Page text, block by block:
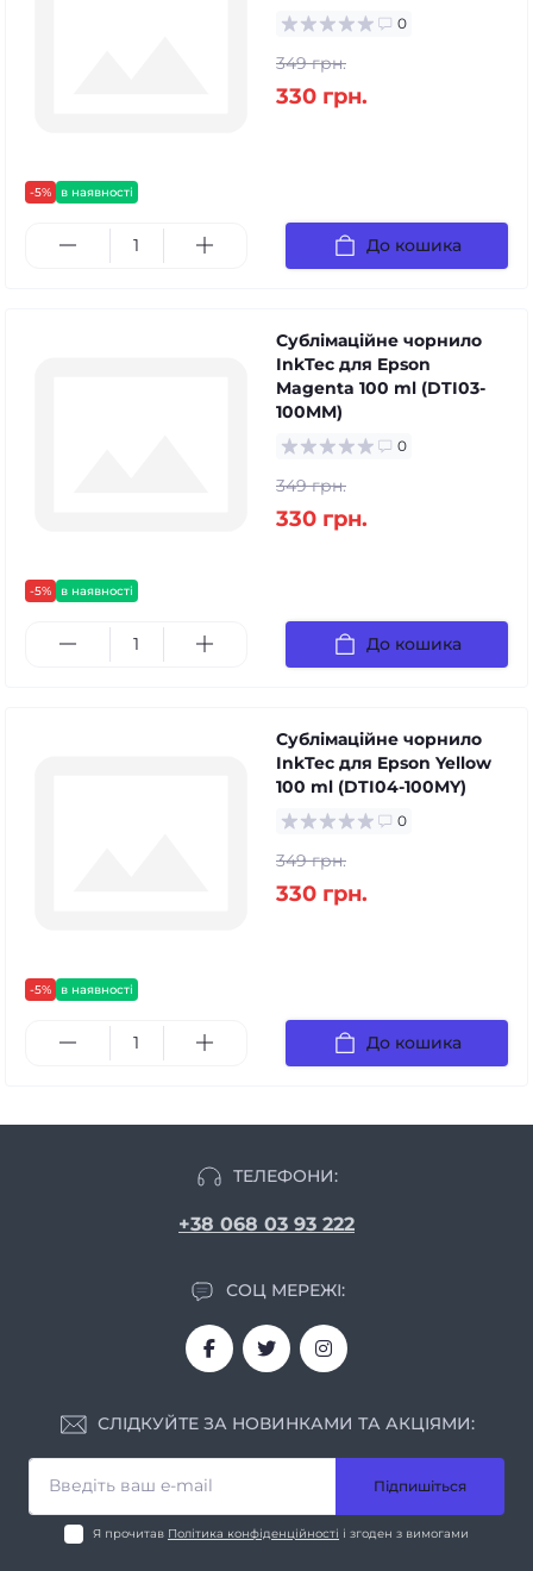
-5% в наявності
0
349 грн.
330 грн.
До кошика
-5% в наявності
Сублімаційне чорнило
InkTec для Epson
Magenta 100 ml (DTI03-
100MM)
0
349 грн.
330 грн.
До кошика
-5% в наявності
Сублімаційне чорнило
InkTec для Epson Yellow
100 ml (DTI04-100MY)
0
349 грн.
330 грн.
До кошика
ТЕЛЕФОНИ:
+38 068 03 93 222
СОЦ МЕРЕЖІ:
СЛІДКУЙТЕ ЗА НОВИНКАМИ ТА АКЦІЯМИ:
Підпишіться
Я прочитав Політика конфіденційності і згоден з вимогами